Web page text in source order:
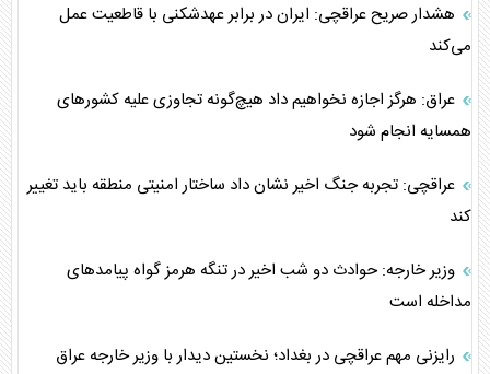
هشدار صریح عراقچی: ایران در برابر عهدشکنی با قاطعیت عمل
می‌کند
عراق: هرگز اجازه نخواهیم داد هیچ‌گونه تجاوزی علیه کشور‌های
همسایه انجام شود
عراقچی: تجربه جنگ اخیر نشان داد ساختار امنیتی منطقه باید تغییر
کند
وزیر خارجه: حوادث دو شب اخیر در تنگه هرمز گواه پیامدهای
مداخله است
رایزنی مهم عراقچی در بغداد؛ نخستین دیدار با وزیر خارجه عراق